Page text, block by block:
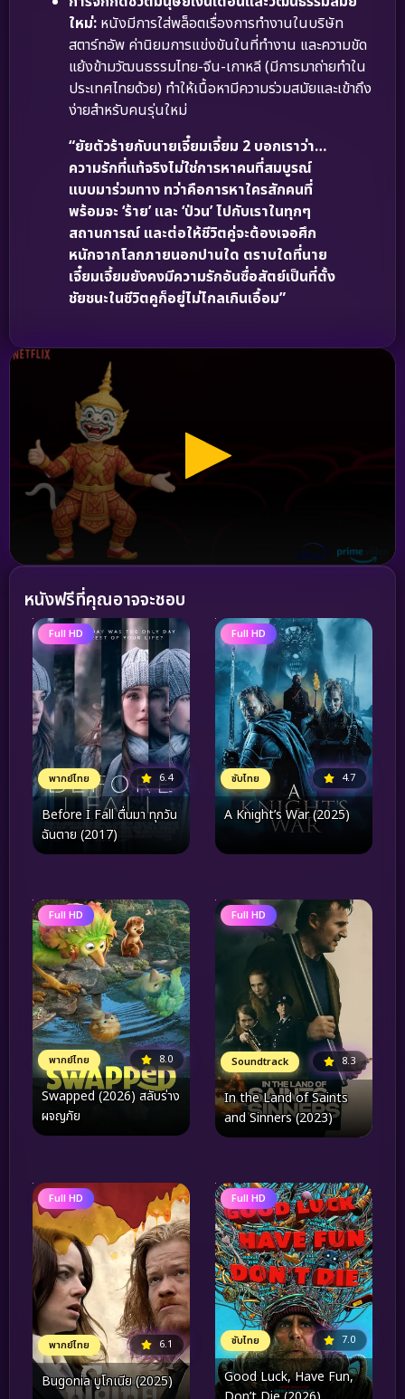
ใหม่: หนังมีการใส่พล็อตเรื่องการทำงานในบริษัท
สตาร์ทอัพ ค่านิยมการแข่งขันในที่ทำงาน และความขัด
แย้งข้ามวัฒนธรรมไทย-จีน-เกาหลี (มีการมาถ่ายทำใน
ประเทศไทยด้วย) ทำให้เนื้อหามีความร่วมสมัยและเข้าถึง
ง่ายสำหรับคนรุ่นใหม่
“ยัยตัวร้ายกับนายเจี๋ยมเจี้ยม 2 บอกเราว่า…
ความรักที่แท้จริงไม่ใช่การหาคนที่สมบูรณ์
แบบมาร่วมทาง ทว่าคือการหาใครสักคนที่
พร้อมจะ ‘ร้าย’ และ ‘ป่วน’ ไปกับเราในทุกๆ
สถานการณ์ และต่อให้ชีวิตคู่จะต้องเจอศึก
หนักจากโลกภายนอกปานใด ตราบใดที่นาย
เจี๋ยมเจี้ยมยังคงมีความรักอันซื่อสัตย์เป็นที่ตั้ง
ชัยชนะในชีวิตคูก็อยู่ไม่ไกลเกินเอื้อม”
หนังฟรีที่คุณอาจจะชอบ
Full HD
พากย์ไทย 6.4
Before I Fall ตื่นมา ทุกวัน
ฉันตาย (2017)
Full HD
ซับไทย 4.7
A Knight’s War (2025)
Full HD
พากย์ไทย 8.0
Swapped (2026) สลับร่าง
ผจญภัย
Full HD
Soundtrack 8.3
In the Land of Saints
and Sinners (2023)
Full HD
พากย์ไทย 6.1
Bugonia บูโกเนีย (2025)
Full HD
ซับไทย 7.0
Good Luck, Have Fun,